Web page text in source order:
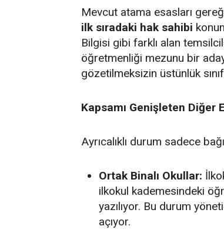
Mevcut atama esasları
ilk sıradaki hak sahibi
Bilgisi gibi farklı alan
öğretmenliği mezunu bir
gözetilmeksizin üstünlük
Kapsamı Genişleten Diğer
Ayrıcalıklı durum sadece
Ortak Binalı Okullar:
ilkokul kademesindeki
yazılıyor. Bu durum
açıyor.